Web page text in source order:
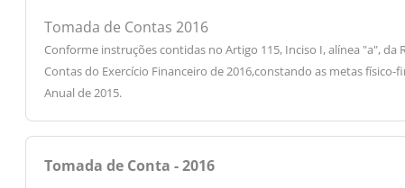
Tomada de Contas 2016
Conforme instruções contidas no Artigo 115, Inciso I, alínea "a",
Contas do Exercício Financeiro de 2016,constando as metas
Anual de 2015.
Tomada de Conta - 2016